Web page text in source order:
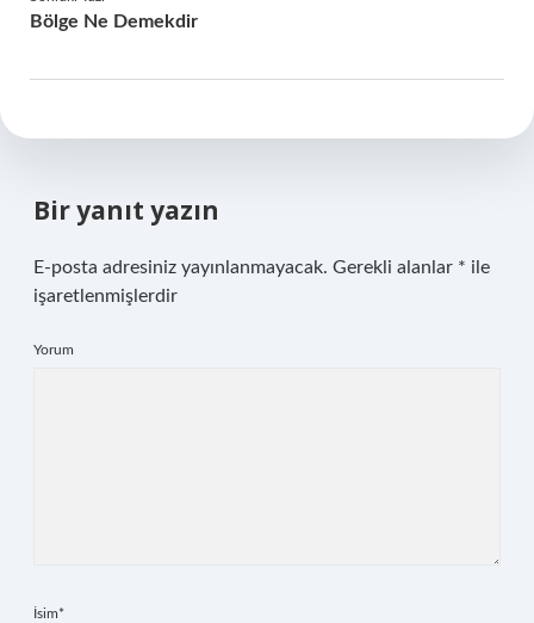
Bölge Ne Demekdir
Bir yanıt yazın
E-posta adresiniz yayınlanmayacak. Gerekli alanlar * ile
işaretlenmişlerdir
Yorum
İsim*